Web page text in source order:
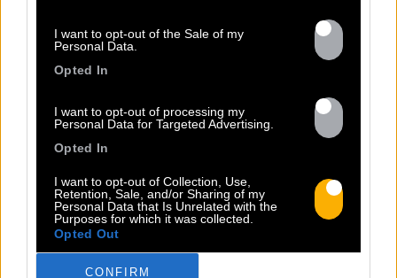
I want to opt-out of the Sale of my
Personal Data.
Opted In
I want to opt-out of processing my
Personal Data for Targeted Advertising.
Opted In
I want to opt-out of Collection, Use,
Retention, Sale, and/or Sharing of my
Personal Data that Is Unrelated with the
Purposes for which it was collected.
Opted Out
CONFIRM
13.07
PEET SORT UN NOUVEAU CLIP !
« Entre Nous » enfin mis en image :
portrait d’une virilité vacillante. Réalisé
Previous